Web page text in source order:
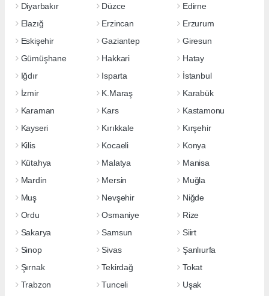
Diyarbakır
Düzce
Edirne
Elazığ
Erzincan
Erzurum
Eskişehir
Gaziantep
Giresun
Gümüşhane
Hakkari
Hatay
Iğdır
Isparta
İstanbul
İzmir
K.Maraş
Karabük
Karaman
Kars
Kastamonu
Kayseri
Kırıkkale
Kırşehir
Kilis
Kocaeli
Konya
Kütahya
Malatya
Manisa
Mardin
Mersin
Muğla
Muş
Nevşehir
Niğde
Ordu
Osmaniye
Rize
Sakarya
Samsun
Siirt
Sinop
Sivas
Şanlıurfa
Şırnak
Tekirdağ
Tokat
Trabzon
Tunceli Uşak